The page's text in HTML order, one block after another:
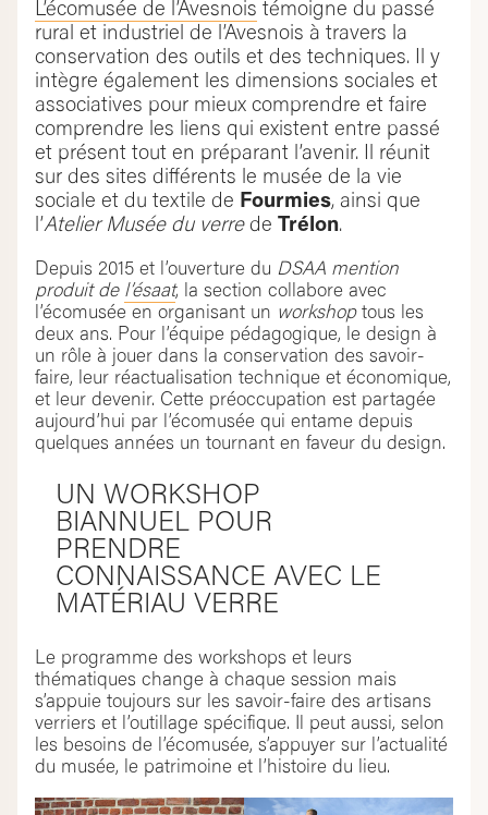
L’écomusée de l’Avesnois témoigne du passé
rural et industriel de l’Avesnois à travers la
conservation des outils et des techniques. Il y
intègre également les dimensions sociales et
associatives pour mieux comprendre et faire
comprendre les liens qui existent entre passé
et présent tout en préparant l’avenir. Il réunit
sur des sites différents le musée de la vie
sociale et du textile de Fourmies, ainsi que
l’Atelier Musée du verrede Trélon.
Depuis 2015 et l’ouverture du DSAA mention
produit de l’ésaat, la section collabore avec
l’écomusée en organisant un workshop tous les
deux ans. Pour l’équipe pédagogique, le design à
un rôle à jouer dans la conservation des savoir-
faire, leur réactualisation technique et économique,
et leur devenir. Cette préoccupation est partagée
aujourd’hui par l’écomusée qui entame depuis
quelques années un tournant en faveur du design.
UN WORKSHOP
BIANNUEL POUR
PRENDRE
CONNAISSANCE AVEC LE
MATÉRIAU VERRE
Le programme des workshops et leurs
thématiques change à chaque session mais
s’appuie toujours sur les savoir-faire des artisans
verriers et l’outillage spécifique. Il peut aussi, selon
les besoins de l’écomusée, s’appuyer sur l’actualité
du musée, le patrimoine et l’histoire du lieu.